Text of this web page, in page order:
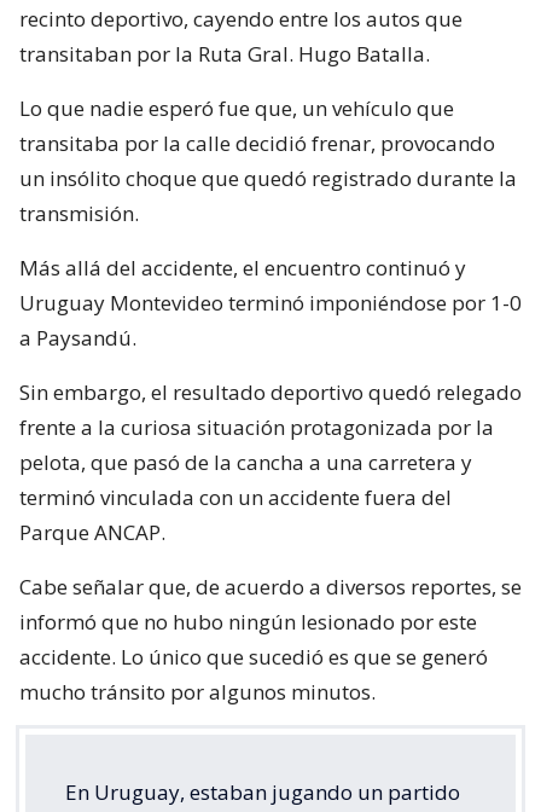
recinto deportivo, cayendo entre los autos que
transitaban por la Ruta Gral. Hugo Batalla.
Lo que nadie esperó fue que, un vehículo que
transitaba por la calle decidió frenar, provocando
un insólito choque que quedó registrado durante la
transmisión.
Más allá del accidente, el encuentro continuó y
Uruguay Montevideo terminó imponiéndose por 1-0
a Paysandú.
Sin embargo, el resultado deportivo quedó relegado
frente a la curiosa situación protagonizada por la
pelota, que pasó de la cancha a una carretera y
terminó vinculada con un accidente fuera del
Parque ANCAP.
Cabe señalar que, de acuerdo a diversos reportes, se
informó que no hubo ningún lesionado por este
accidente. Lo único que sucedió es que se generó
mucho tránsito por algunos minutos.
En Uruguay, estaban jugando un partido